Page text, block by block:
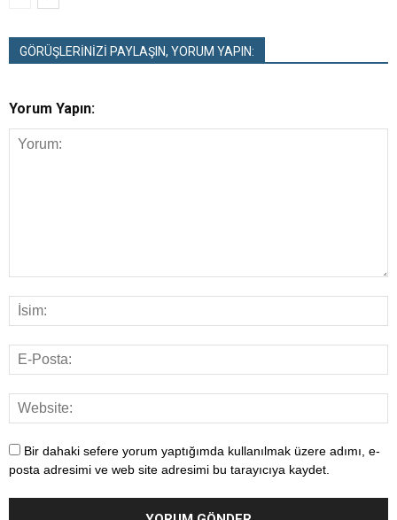
GÖRÜŞLERİNİZİ PAYLAŞIN, YORUM YAPIN:
Yorum Yapın:
Bir dahaki sefere yorum yaptığımda kullanılmak üzere adımı, e-
posta adresimi ve web site adresimi bu tarayıcıya kaydet.